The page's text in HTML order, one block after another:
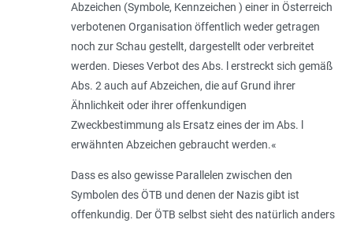
Abzeichen (Symbole, Kennzeichen ) einer in Österreich
verbotenen Organisation öffentlich weder getragen
noch zur Schau gestellt, dargestellt oder verbreitet
werden. Dieses Verbot des Abs. l erstreckt sich gemäß
Abs. 2 auch auf Abzeichen, die auf Grund ihrer
Ähnlichkeit oder ihrer offenkundigen
Zweckbestimmung als Ersatz eines der im Abs. l
erwähnten Abzeichen gebraucht werden.«
Dass es also gewisse Parallelen zwischen den
Symbolen des ÖTB und denen der Nazis gibt ist
offenkundig. Der ÖTB selbst sieht des natürlich anders